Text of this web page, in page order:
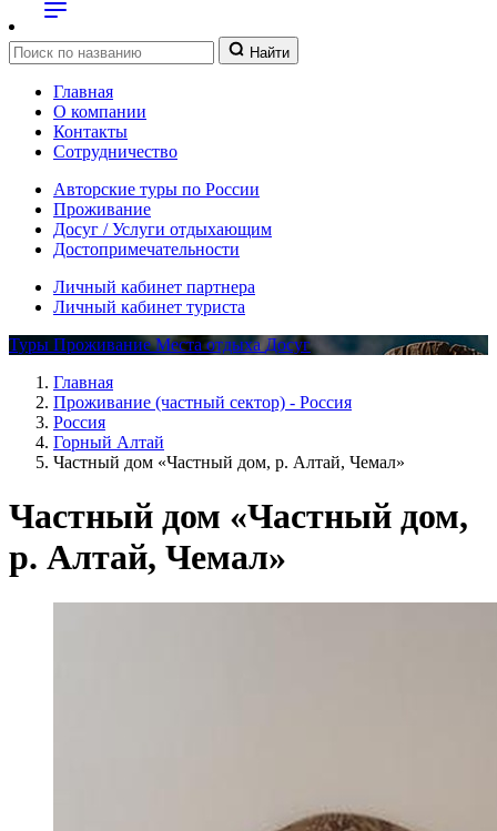
Найти
Главная
О компании
Контакты
Сотрудничество
Авторские туры по России
Проживание
Досуг / Услуги отдыхающим
Достопримечательности
Личный кабинет партнера
Личный кабинет туриста
Туры ПроживаниеМеста отдыха Досуг
Главная
Проживание (частный сектор) - Россия
Россия
Горный Алтай
Частный дом «Частный дом, р. Алтай, Чемал»
Частный дом «Частный дом,
р. Алтай, Чемал»